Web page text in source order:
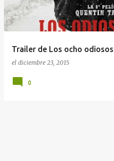
Trailer de Los ocho odiosos
el diciembre 23, 2015
0